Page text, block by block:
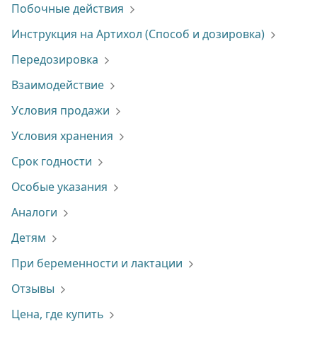
Побочные действия
Инструкция на Артихол (Способ и дозировка)
Передозировка
Взаимодействие
Условия продажи
Условия хранения
Срок годности
Особые указания
Аналоги
Детям
При беременности и лактации
Отзывы
Цена, где купить